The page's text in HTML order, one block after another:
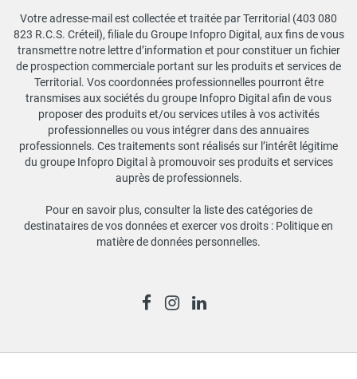
Votre adresse-mail est collectée et traitée par Territorial (403 080
823 R.C.S. Créteil), filiale du Groupe Infopro Digital, aux fins de vous
transmettre notre lettre d’information et pour constituer un fichier
de prospection commerciale portant sur les produits et services de
Territorial. Vos coordonnées professionnelles pourront être
transmises aux sociétés du groupe Infopro Digital afin de vous
proposer des produits et/ou services utiles à vos activités
professionnelles ou vous intégrer dans des annuaires
professionnels. Ces traitements sont réalisés sur l’intérêt légitime
du groupe Infopro Digital à promouvoir ses produits et services
auprès de professionnels.
Pour en savoir plus, consulter la liste des catégories de
destinataires de vos données et exercer vos droits : Politique en
matière de données personnelles.